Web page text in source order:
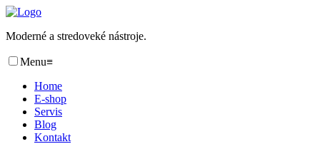
Moderné a stredoveké nástroje.
Menu≡
Home
E-shop
Servis
Blog
Kontakt